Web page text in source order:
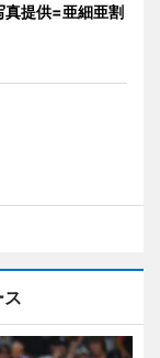
真提供=亜細亜割